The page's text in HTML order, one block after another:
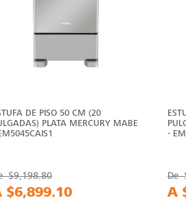
DE PISO 50 CM (20
PLATA MERCURY MABE
$9,198.80
$6,899.10
-
De
A